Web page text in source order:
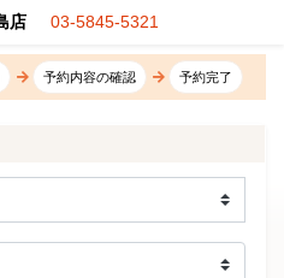
店 03-5845-5321
予約内容の確認 予約完了